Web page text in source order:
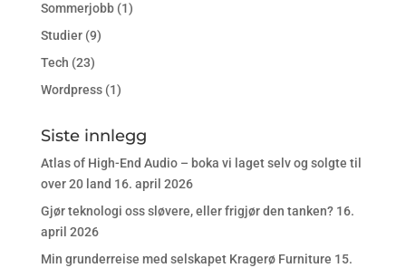
Sommerjobb(1)
Studier(9)
Tech (23)
Wordpress(1)
Siste innlegg
Atlas of High-End Audio – boka vi laget selv og solgte til
over 20 land 16. april 2026
Gjør teknologi oss sløvere, eller frigjør den tanken? 16.
april 2026
Min grunderreise med selskapet Kragerø Furniture 15.